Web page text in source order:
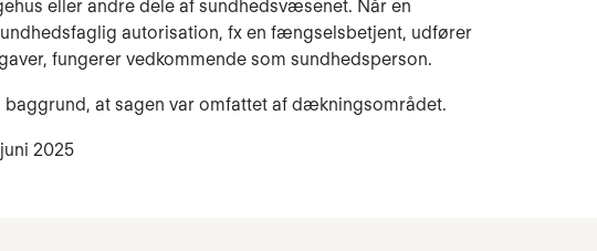
eller andre dele af sundhedsvæsenet. Når en
autorisation, fx en fængselsbetjent, udfører
fungerer vedkommende som sundhedsperson.
baggrund, at sagen var omfattet af dækningsområdet.
2025